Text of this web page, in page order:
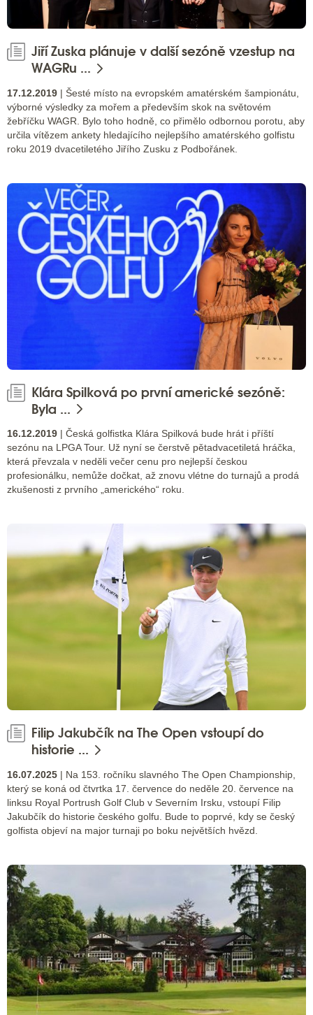
Jiří Zuska plánuje v další sezóně vzestup na
WAGRu ...
17.12.2019 | Šesté místo na evropském amatérském šampionátu,
výborné výsledky za mořem a především skok na světovém
žebříčku WAGR. Bylo toho hodně, co přimělo odbornou porotu, aby
určila vítězem ankety hledajícího nejlepšího amatérského golfistu
roku 2019 dvacetiletého Jiřího Zusku z Podbořánek.
Klára Spilková po první americké sezóně:
Byla ...
16.12.2019 | Česká golfistka Klára Spilková bude hrát i příští
sezónu na LPGA Tour. Už nyní se čerstvě pětadvacetiletá hráčka,
která převzala v neděli večer cenu pro nejlepší českou
profesionálku, nemůže dočkat, až znovu vlétne do turnajů a prodá
zkušenosti z prvního „amerického“ roku.
Filip Jakubčík na The Open vstoupí do
historie ...
16.07.2025 | Na 153. ročníku slavného The Open Championship,
který se koná od čtvrtka 17. července do neděle 20. července na
linksu Royal Portrush Golf Club v Severním Irsku, vstoupí Filip
Jakubčík do historie českého golfu. Bude to poprvé, kdy se český
golfista objeví na major turnaji po boku největších hvězd.